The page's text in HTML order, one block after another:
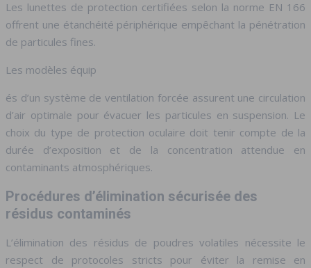
Les lunettes de protection certifiées selon la norme EN 166
offrent une étanchéité périphérique empêchant la pénétration
de particules fines.
Les modèles équip
és d’un système de ventilation forcée assurent une circulation
d’air optimale pour évacuer les particules en suspension. Le
choix du type de protection oculaire doit tenir compte de la
durée d’exposition et de la concentration attendue en
contaminants atmosphériques.
Procédures d’élimination sécurisée des
résidus contaminés
L’élimination des résidus de poudres volatiles nécessite le
respect de protocoles stricts pour éviter la remise en